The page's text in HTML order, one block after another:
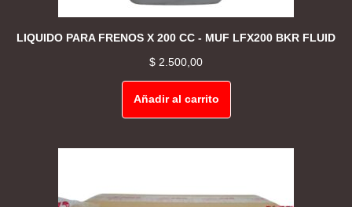
LIQUIDO PARA FRENOS X 200 CC - MUF LFX200 BKR FLUID
$ 2.500,00
Añadir al carrito